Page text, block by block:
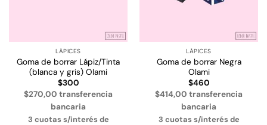
LÁPICES
Goma de borrar Lápiz/Tinta
(blanca y gris) Olami
$300
$270,00 transferencia
bancaria
3 cuotas s/interés de
LÁPICES
Goma de borrar Negra
Olami
$460
$414,00 transferencia
bancaria
3 cuotas s/interés de